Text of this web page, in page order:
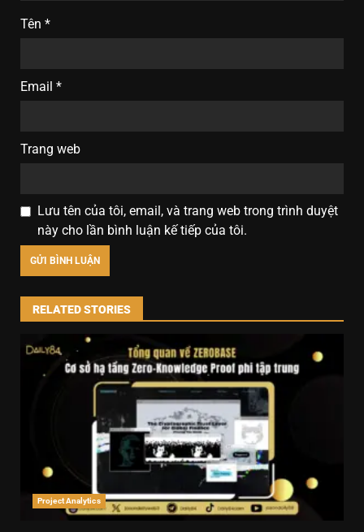
Tên *
Email *
Trang web
Lưu tên của tôi, email, và trang web trong trình duyệt
này cho lần bình luận kế tiếp của tôi.
RELATED STORIES
Project Analytics